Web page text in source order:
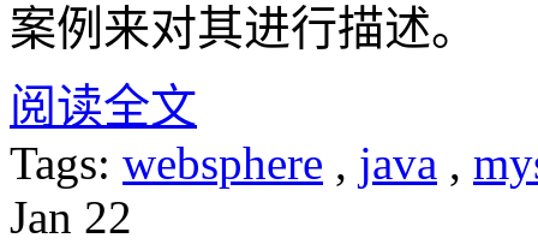
案例来对其进行描述。
阅读全文
Tags: websphere , java ,
Jan 22